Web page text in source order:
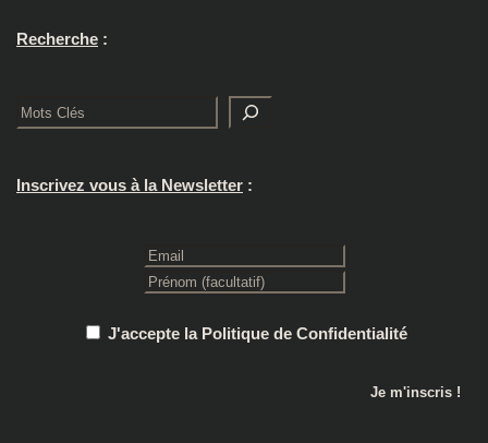
Recherche :
Rechercher
Inscrivez vous à la Newsletter :
J'accepte la Politique de Confidentialité